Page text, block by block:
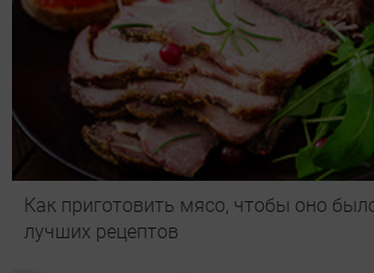
Как приготовить мясо, чтобы оно
лучших рецептов